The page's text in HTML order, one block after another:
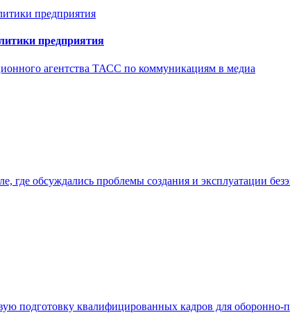
предприятия
агентства ТАСС по коммуникациям в медиа
где обсуждались проблемы создания и эксплуатации
подготовку квалифицированных кадров для